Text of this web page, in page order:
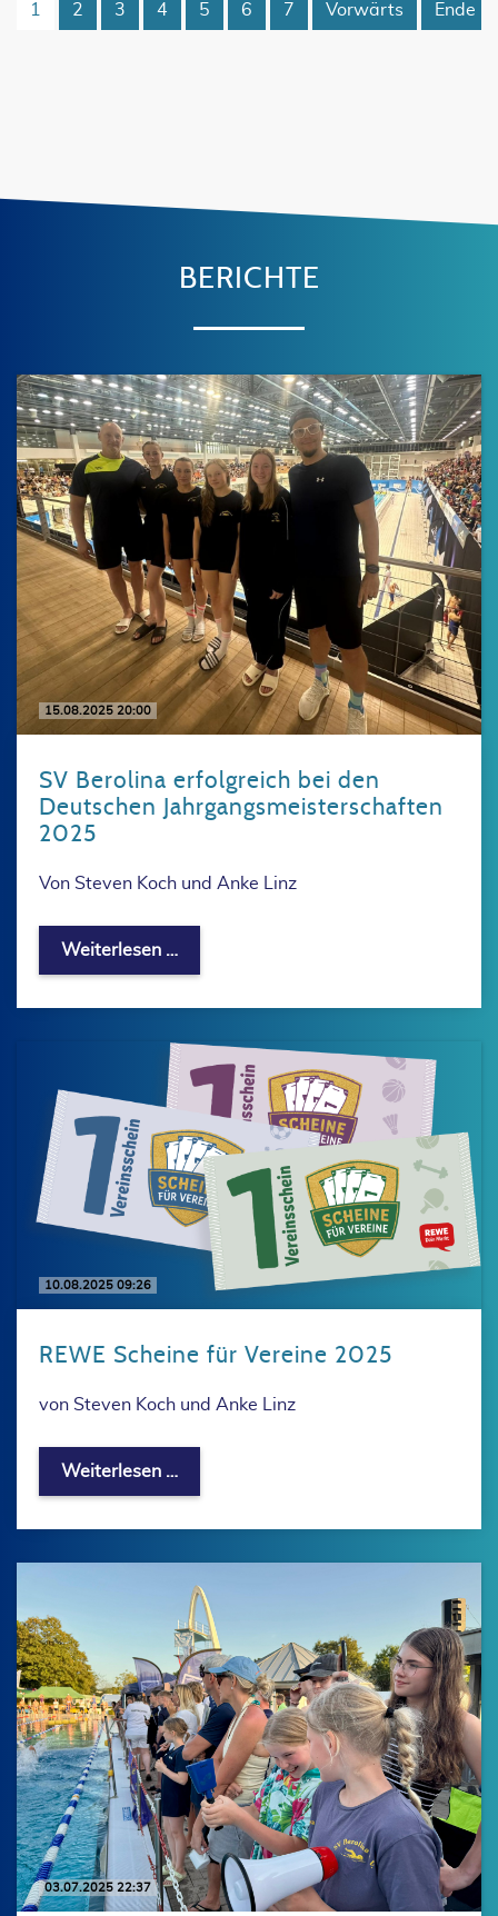
1 2 3 4 5 6 7 Vorwärts Ende
BERICHTE
15.08.2025 20:00
SV Berolina erfolgreich bei den
Deutschen Jahrgangsmeisterschaften
2025
Von Steven Koch und Anke Linz
Weiterlesen …
10.08.2025 09:26
REWE Scheine für Vereine 2025
von Steven Koch und Anke Linz
Weiterlesen …REWE Scheine für Vereine 2025
03.07.2025 22:37